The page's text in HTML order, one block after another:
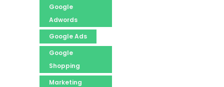
Google
Adwords
Google Ads
Google
Shopping
Marketing